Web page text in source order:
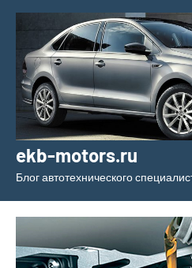
Перейти
содержимому
ekb-motors.ru
Блог автотехнического